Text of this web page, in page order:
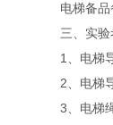
电梯备
三、实验
1、电梯
2、电梯
3、电梯